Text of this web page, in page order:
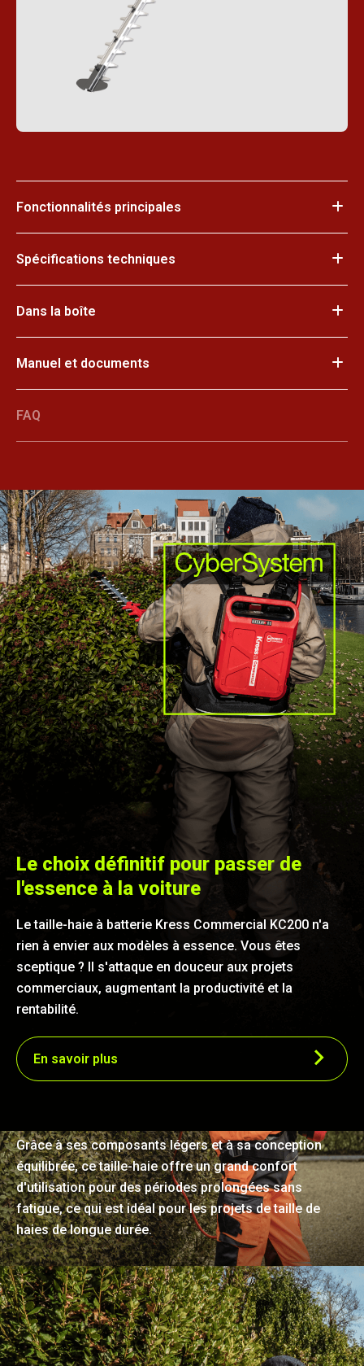
Fonctionnalités principales
Spécifications techniques
Dans la boîte
Manuel et documents
FAQ
Le choix définitif pour passer de
l'essence à la voiture
Le taille-haie à batterie Kress Commercial KC200 n'a
rien à envier aux modèles à essence. Vous êtes
sceptique ? Il s'attaque en douceur aux projets
commerciaux, augmentant la productivité et la
rentabilité.
En savoir plus
Grâce à ses composants légers et à sa conception
équilibrée, ce taille-haie offre un grand confort
d'utilisation pour des périodes prolongées sans
fatigue, ce qui est idéal pour les projets de taille de
haies de longue durée.